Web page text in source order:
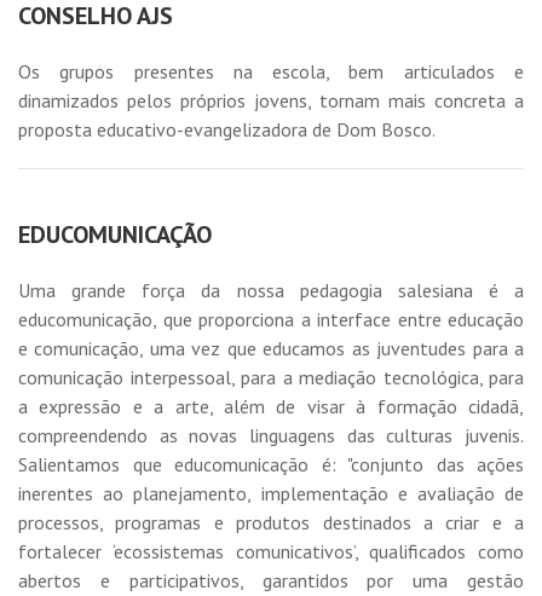
CONSELHO AJS
Os grupos presentes na escola, bem articulados e
dinamizados pelos próprios jovens, tornam mais concreta a
proposta educativo-evangelizadora de Dom Bosco.
EDUCOMUNICAÇÃO
Uma grande força da nossa pedagogia salesiana é a
educomunicação, que proporciona a interface entre educação
e comunicação, uma vez que educamos as juventudes para a
comunicação interpessoal, para a mediação tecnológica, para
a expressão e a arte, além de visar à formação cidadã,
compreendendo as novas linguagens das culturas juvenis.
Salientamos que educomunicação é: "conjunto das ações
inerentes ao planejamento, implementação e avaliação de
processos, programas e produtos destinados a criar e a
fortalecer ‘ecossistemas comunicativos’, qualificados como
abertos e participativos, garantidos por uma gestão